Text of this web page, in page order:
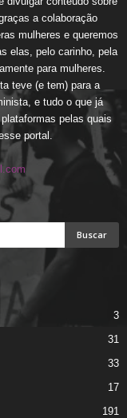
a colaboração
mulheres e queremos
elas, pelo carinho, pela
para mulheres.
teve (e tem) para a
e tudo o que já
pelas quais
portal.
3
31
33
17
191